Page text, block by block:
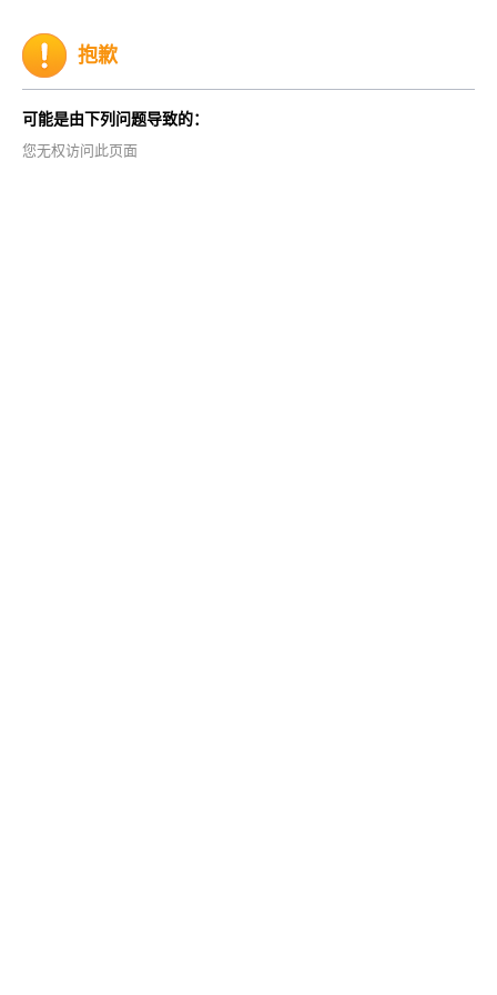
抱歉
可能是由下列问题导致的：
您无权访问此页面